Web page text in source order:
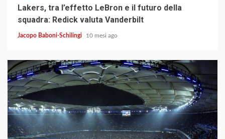
Lakers, tra l’effetto LeBron e il futuro della
squadra: Redick valuta Vanderbilt
Jacopo Baboni-Schilingi 10 mesi ago